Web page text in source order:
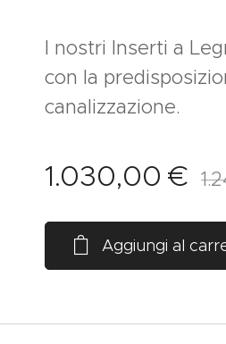
I nostri Inserti a
con la
canalizzazione.
1.030,00 €
Aggiungi al